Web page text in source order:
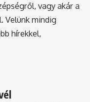
vagy akár a
Velünk mindig
hírekkel,